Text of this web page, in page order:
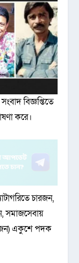
বিজ্ঞপ্তিতে
করে।
চারজন,
সমাজসেবায়
একুশে পদক